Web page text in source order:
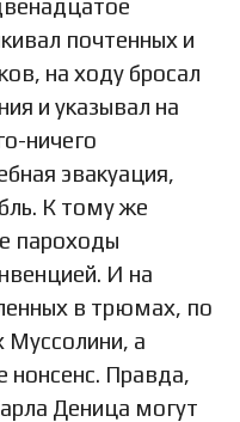
почтенных и
на ходу бросал
и указывал на
ничего
эвакуация,
К тому же
пароходы
И на
в трюмах, по
Муссолини, а
нонсенс. Правда,
Деница могут